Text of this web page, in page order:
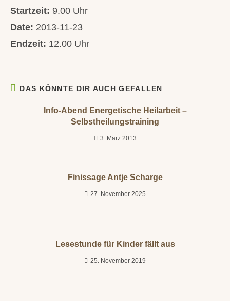
Startzeit: 9.00 Uhr
Date: 2013-11-23
Endzeit: 12.00 Uhr
DAS KÖNNTE DIR AUCH GEFALLEN
Info-Abend Energetische Heilarbeit –
Selbstheilungstraining
3. März 2013
Finissage Antje Scharge
27. November 2025
Lesestunde für Kinder fällt aus
25. November 2019